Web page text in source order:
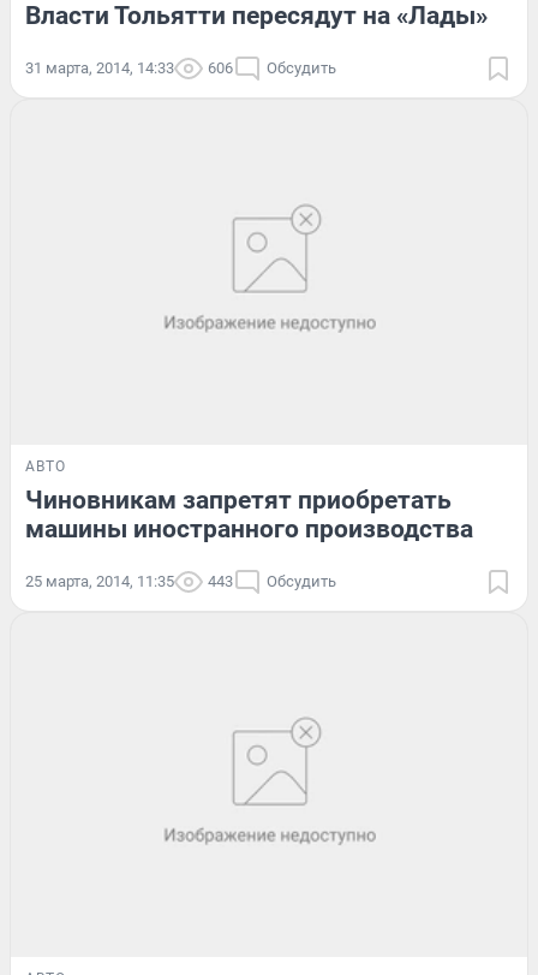
Власти Тольятти пересядут на «Лады»
31 марта, 2014, 14:33 606 Обсудить
АВТО
Чиновникам запретят приобретать
машины иностранного производства
25 марта, 2014, 11:35 443 Обсудить